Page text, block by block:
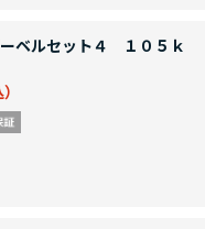
ベルセット４ １０５ｋ